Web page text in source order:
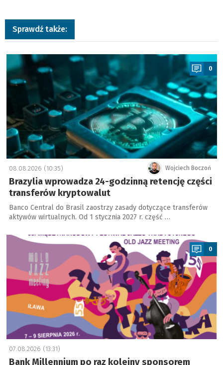
Sprawdź także:
a
0
Wojciech Boczoń
08.08.2026 (10:35)
Brazylia wprowadza 24-godzinną retencję części
transferów kryptowalut
Banco Central do Brasil zaostrzy zasady dotyczące transferów
aktywów wirtualnych. Od 1 stycznia 2027 r. część …
a
0
07.08.2026 (13:31)
Bank Millennium po raz kolejny sponsorem